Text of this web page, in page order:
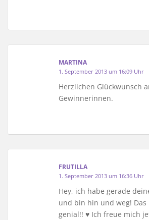
MARTINA
1. September 2013 um 16:09 Uhr
Herzlichen Glückwunsch
Gewinnerinnen.
FRUTILLA
1. September 2013 um 16:36 Uhr
Hey, ich habe gerade
und bin hin und weg!
genial!! ♥ Ich freue mich